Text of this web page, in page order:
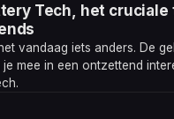
Tech, het
vandaag iets anders. De
je mee in een ontzettend